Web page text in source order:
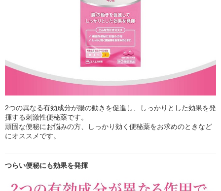
2つの異なる有効成分が腸の動きを促進し、しっかりとした効果を発
揮する刺激性便秘薬です。
頑固な便秘にお悩みの方、しっかり効く便秘薬をお求めのときなど
にオススメです。
つらい便秘にも効果を発揮